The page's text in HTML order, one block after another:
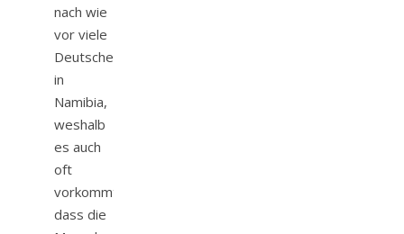
nach wie
vor viele
Deutsche
in
Namibia,
weshalb
es auch
oft
vorkommt,
dass die